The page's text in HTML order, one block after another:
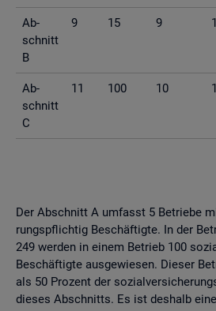
Ab­
schnitt
B
9 15 9
Ab­
schnitt
C
11 100 10
Der Ab­schnitt A um­fasst 5 Be­trie­be
rungs­pflich­tig Be­schäf­tig­te. In der
249 wer­den in einem Be­trieb 100
Be­schäf­tig­te aus­ge­wie­sen. Die­ser
als 50 Pro­zent der
die­ses Ab­schnitts. Es ist des­halb